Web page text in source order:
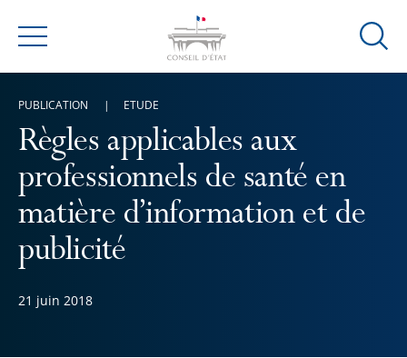
Menu
Ouvrir
Règles applicables aux
professionnels de santé en
matière d’information et de
publicité
21 juin 2018
PUBLICATION ETUDE